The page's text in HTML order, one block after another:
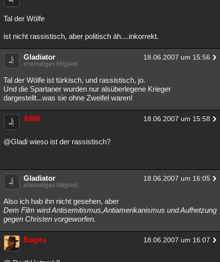
Tal der Wölfe
ist nicht rassistisch, aber politisch äh....inkorrekt.
Gladiator 18.06.2007 um 15:56
ehemaliges Mitglied
Tal der Wölfe ist türkisch, und rassistisch, jo.
Und die Spartaner wurden nur alsüberlegene Krieger
dargestellt...was sie ohne Zweifel waren!
AMR 18.06.2007 um 15:58
@Gladi wieso ist der rassistisch?
Gladiator 18.06.2007 um 16:05
ehemaliges Mitglied
Also ich hab ihn nicht gesehen, aber
Dem Film wird Antisemitismus,Antiamerikanismus und Aufhetzung
gegen Christen vorgeworfen.
Bagira 18.06.2007 um 16:07